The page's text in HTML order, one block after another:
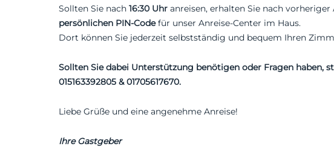
Sollten Sie nach 16:30 Uhranreisen, erhalten Sie nach vorheriger
persönlichen PIN-Codefür unser Anreise-Center im Haus.
Dort können Sie jederzeit selbstständig und bequem Ihren
Sollten Sie dabei Unterstützung benötigen oder Fragen haben,
015163392805 & 01705617670.
Liebe Grüße und eine angenehme Anreise!
Ihre Gastgeber